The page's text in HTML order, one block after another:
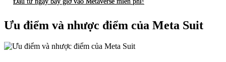
Ưu điểm và nhược điểm của Meta Suit